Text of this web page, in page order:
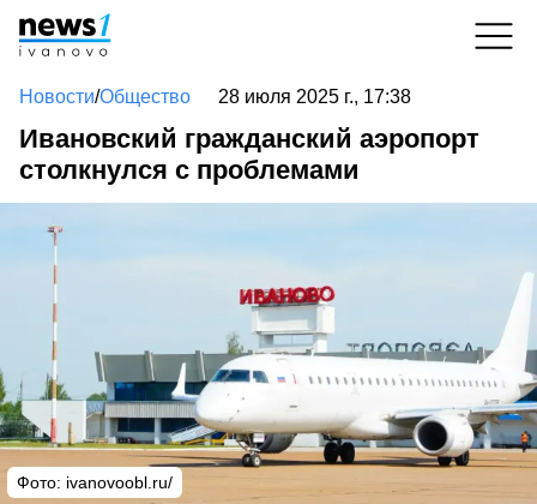
Новости/Общество 28 июля 2025 г., 17:38
Ивановский гражданский аэропорт
столкнулся с проблемами
Фото: ivanovoobl.ru/